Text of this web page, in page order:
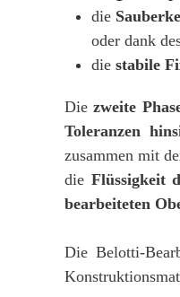
die
oder dank
die stabile
Diezweite
Toleranzen
zusammen mit
die Flüssigkeit
bearbeiteten
Die Belotti-